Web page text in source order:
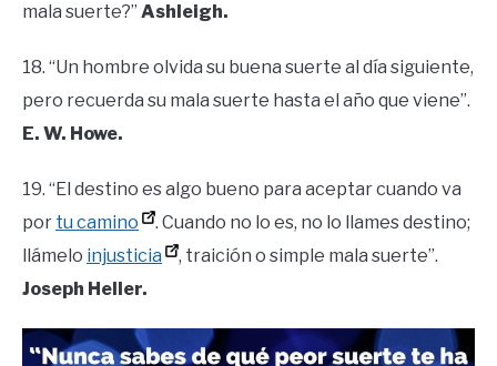
mala suerte?” Ashleigh.
18. “Un hombre olvida su buena suerte al día siguiente,
pero recuerda su mala suerte hasta el año que viene”.
E. W. Howe.
19. “El destino es algo bueno para aceptar cuando va
por tu camino
. Cuando no lo es, no lo llames destino;
llámelo injusticia
, traición o simple mala suerte”.
Joseph Heller.